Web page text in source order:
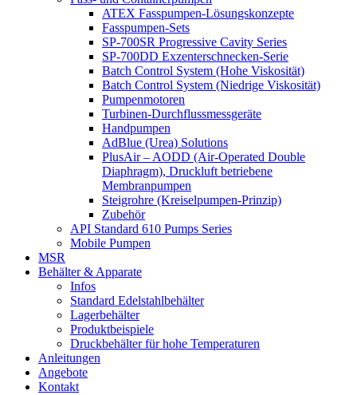
ATEX Fasspumpen-Lösungskonzepte
Fasspumpen-Sets
SP-700SR Progressive Cavity Series
SP-700DD Exzenterschnecken-Serie
Batch Control System (Hohe Viskosität)
Batch Control System (Niedrige Viskosität)
Pumpenmotoren
Turbinen-Durchflussmessgeräte
Handpumpen
AdBlue (Urea) Solutions
PlusAir – AODD (Air-Operated Double
Diaphragm), Druckluft betriebene
Membranpumpen
Steigrohre (Kreiselpumpen-Prinzip)
Zubehör
API Standard 610 Pumps Series
Mobile Pumpen
MSR
Behälter & Apparate
Infos
Standard Edelstahlbehälter
Lagerbehälter
Produktbeispiele
Druckbehälter für hohe Temperaturen
Anleitungen
Angebote
Kontakt